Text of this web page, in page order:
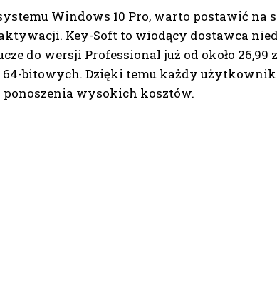
Windows 10 Pro, warto postawić na
Key-Soft to wiodący dostawca
do wersji Professional już od około
bitowych. Dzięki temu każdy użytkownik
ponoszenia wysokich kosztów.